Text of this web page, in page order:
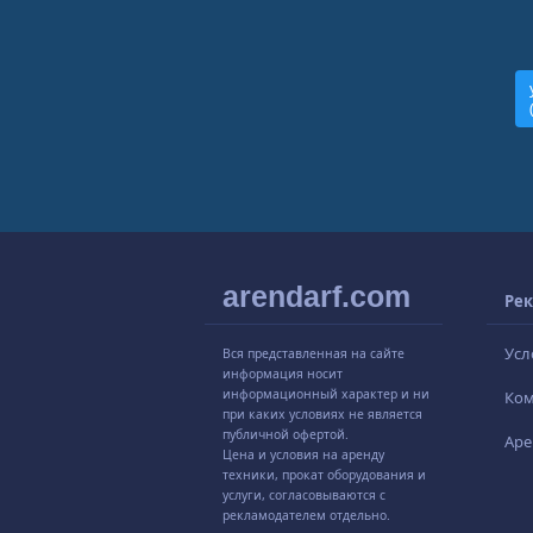
arendarf.com
Вся представленная на сайте
информация носит
информационный характер и ни
при каких условиях не является
публичной офертой.
Цена и условия на аренду
техники, прокат оборудования и
услуги, согласовываются с
рекламодателем отдельно.